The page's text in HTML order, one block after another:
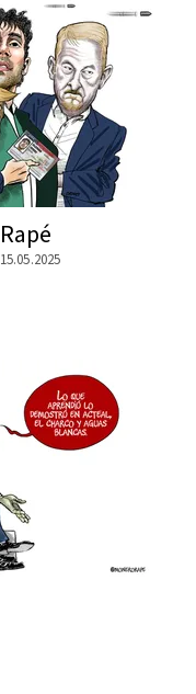
Rapé
15.05.2025